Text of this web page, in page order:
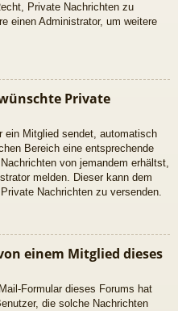
Private Nachrichten zu
einen Administrator, um weitere
Private
ein Mitglied sendet, automatisch
Bereich eine entsprechende
von jemandem erhältst,
melden. Dieser kann dem
Nachrichten zu versenden.
einem Mitglied dieses
Formular dieses Forums hat
die solche Nachrichten